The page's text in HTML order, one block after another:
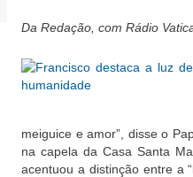
Da Redação, com Rádio
meiguice e amor”, disse o
na capela da Casa Santa
acentuou a distinção entre a